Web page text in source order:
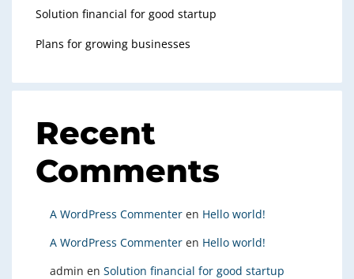
Solution financial for good startup
Plans for growing businesses
Recent
Comments
A WordPress Commenter en Hello world!
A WordPress Commenter en Hello world!
admin en Solution financial for good startup